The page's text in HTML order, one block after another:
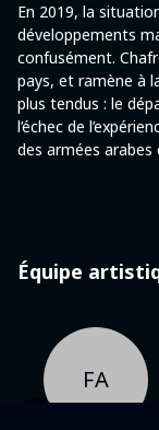
En 2019, la
développements
confusément.
pays, et ramène à
plus tendus : le
l’échec de
des armées
Équipe
FA